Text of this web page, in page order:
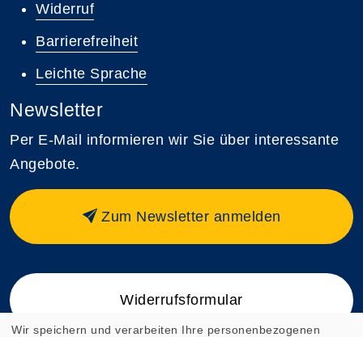
Widerruf
Barrierefreiheit
Leichte Sprache
Newsletter
Per E-Mail informieren wir Sie über interessante
Angebote.
Zum Newsletter anmelden
Widerrufsformular
Wir speichern und verarbeiten Ihre personenbezogenen